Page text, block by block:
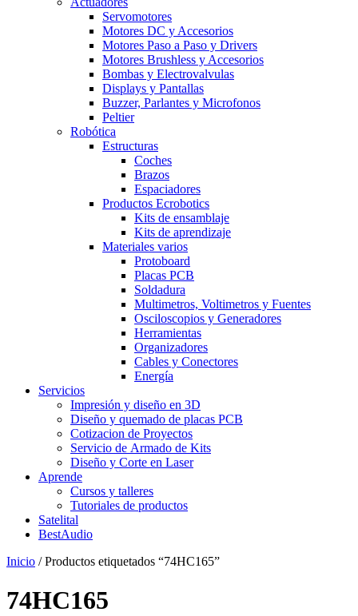
Servomotores
Motores DC y Accesorios
Motores Paso a Paso y Drivers
Motores Brushless y Accesorios
Bombas y Electrovalvulas
Displays y Pantallas
Buzzer, Parlantes y Microfonos
Peltier
Robótica
Estructuras
Coches
Brazos
Espaciadores
Productos Ecrobotics
Kits de ensamblaje
Kits de aprendizaje
Materiales varios
Protoboard
Placas PCB
Soldadura
Multimetros, Voltimetros y Fuentes
Osciloscopios y Generadores
Herramientas
Organizadores
Cables y Conectores
Energía
Servicios
Impresión y diseño en 3D
Diseño y quemado de placas PCB
Cotizacion de Proyectos
Servicio de Armado de Kits
Diseño y Corte en Laser
Aprende
Cursos y talleres
Tutoriales de productos
Satelital
BestAudio
Inicio / Productos etiquetados “74HC165”
74HC165